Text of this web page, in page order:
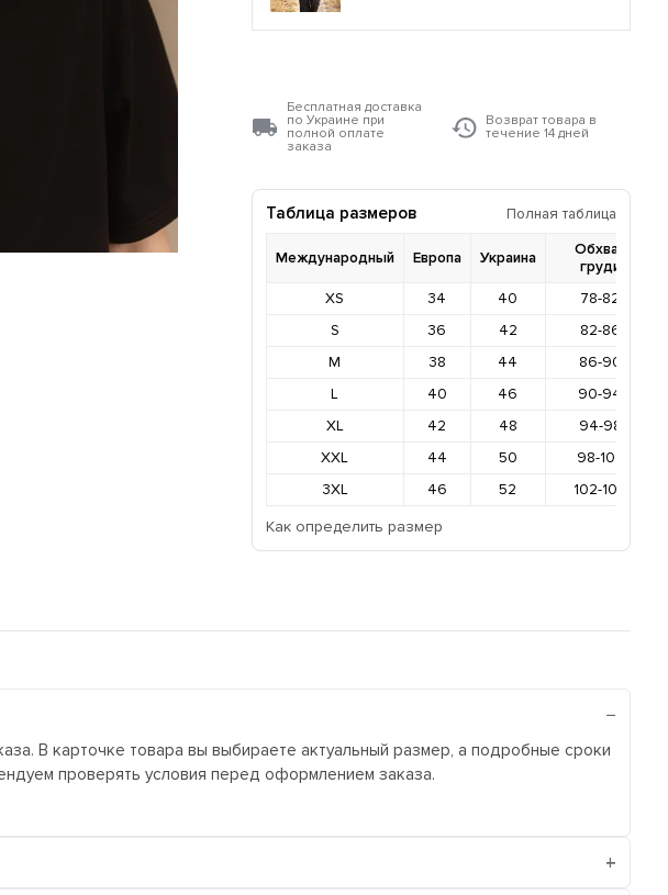
Бесплатная доставка
по Украине при
полной оплате
заказа
Возврат товара в
течение 14 дней
Таблица размеров Полная таблица
Международный Европа Украина
Обхват
груди
XS
34 40
78-82
S
36 42
82-86
M
38 44
86-90
L
40 46
90-94
XL
42 48
94-98
XXL
44 50
98-102
3XL
46 52
102-106
Как определить размер
В карточке товара вы выбираете актуальный размер, а подробные сроки
проверять условия перед оформлением заказа.